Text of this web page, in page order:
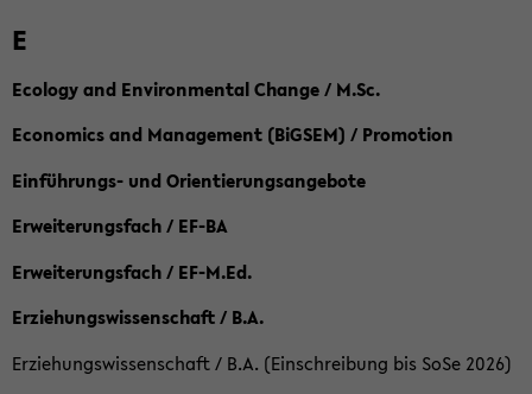
E
Ecology and Environmental Change / M.Sc.
Economics and Management (BiGSEM) / Promotion
Einführungs- und Orientierungsangebote
Erweiterungsfach / EF-BA
Erweiterungsfach / EF-M.Ed.
Erziehungswissenschaft / B.A.
Erziehungswissenschaft / B.A. (Einschreibung bis SoSe 2026)